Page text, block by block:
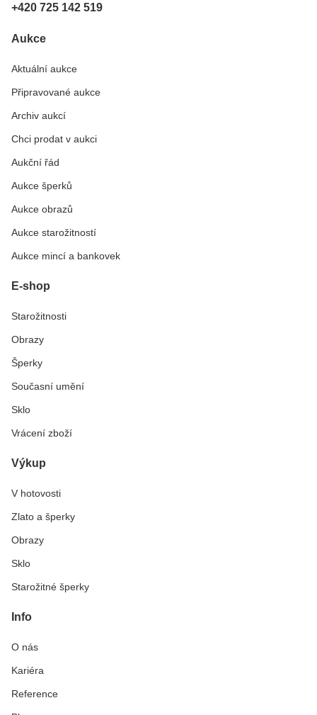
+420 725 142 519
Aukce
Aktuální aukce
Připravované aukce
Archiv aukcí
Chci prodat v aukci
Aukční řád
Aukce šperků
Aukce obrazů
Aukce starožitností
Aukce mincí a bankovek
E-shop
Starožitnosti
Obrazy
Šperky
Současní umění
Sklo
Vrácení zboží
Výkup
V hotovosti
Zlato a šperky
Obrazy
Sklo
Starožitné šperky
Info
O nás
Kariéra
Reference